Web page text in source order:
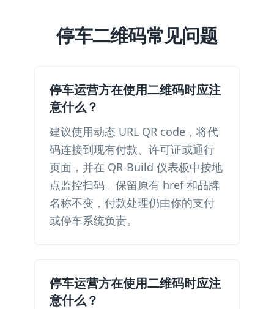
停车二维码常见问题
停车运营方在使用二维码时应注
意什么？
建议使用动态 URL QR code，将代
码连接到现有付款、许可证或通行
页面，并在 QR-Build 仪表板中按地
点监控扫码。保留原有 href 和品牌
名称不变，付款处理仍由你的支付
或停车系统负责。
停车运营方在使用二维码时应注
意什么？